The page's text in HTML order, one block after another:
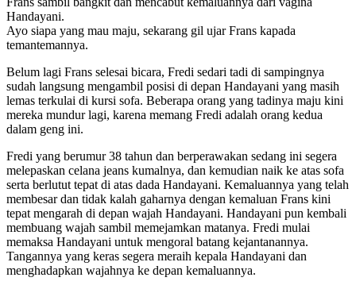
Handayani.
Ayo siapa yang mau maju, sekarang gil ujar Frans kapada
temantemannya.
Belum lagi Frans selesai bicara, Fredi sedari tadi di sampingnya
sudah langsung mengambil posisi di depan Handayani yang masih
lemas terkulai di kursi sofa. Beberapa orang yang tadinya maju kini
mereka mundur lagi, karena memang Fredi adalah orang kedua
dalam geng ini.
Fredi yang berumur 38 tahun dan berperawakan sedang ini segera
melepaskan celana jeans kumalnya, dan kemudian naik ke atas sofa
serta berlutut tepat di atas dada Handayani. Kemaluannya yang telah
membesar dan tidak kalah gaharnya dengan kemaluan Frans kini
tepat mengarah di depan wajah Handayani. Handayani pun kembali
membuang wajah sambil memejamkan matanya. Fredi mulai
memaksa Handayani untuk mengoral batang kejantanannya.
Tangannya yang keras segera meraih kepala Handayani dan
menghadapkan wajahnya ke depan kemaluannya.